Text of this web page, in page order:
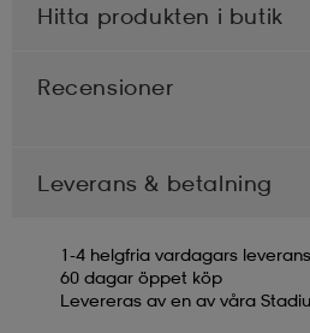
Hitta produkten i butik
Recensioner
Leverans & betalning
1-4 helgfria vardagars
60 dagar öppet köp
Levereras av en av våra